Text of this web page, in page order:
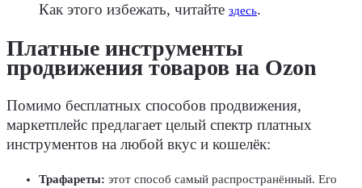
Как этого избежать, читайте здесь.
Платные инструменты
продвижения товаров на Ozon
Помимо бесплатных способов продвижения,
маркетплейс предлагает целый спектр платных
инструментов на любой вкус и кошелёк:
Трафареты: этот способ самый распространённый. Его